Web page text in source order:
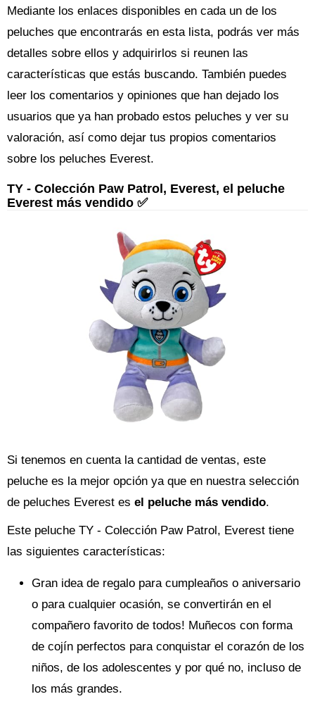
Mediante los enlaces disponibles en cada un de los
peluches que encontrarás en esta lista, podrás ver más
detalles sobre ellos y adquirirlos si reunen las
características que estás buscando. También puedes
leer los comentarios y opiniones que han dejado los
usuarios que ya han probado estos peluches y ver su
valoración, así como dejar tus propios comentarios
sobre los peluches Everest.
TY - Colección Paw Patrol, Everest, el peluche
Everest más vendido ✅
Si tenemos en cuenta la cantidad de ventas, este
peluche es la mejor opción ya que en nuestra selección
de peluches Everest es el peluche más vendido.
Este peluche TY - Colección Paw Patrol, Everest tiene
las siguientes características:
Gran idea de regalo para cumpleaños o aniversario
o para cualquier ocasión, se convertirán en el
compañero favorito de todos! Muñecos con forma
de cojín perfectos para conquistar el corazón de los
niños, de los adolescentes y por qué no, incluso de
los más grandes.